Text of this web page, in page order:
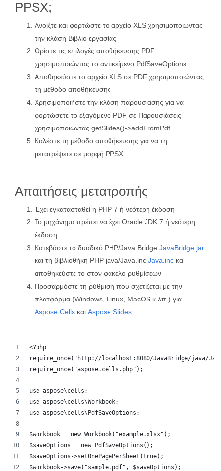
PPSX;
Ανοίξτε και φορτώστε το αρχείο XLS χρησιμοποιώντας
την κλάση Βιβλίο εργασίας
Ορίστε τις επιλογές αποθήκευσης PDF
χρησιμοποιώντας το αντικείμενο PdfSaveOptions
Αποθηκεύστε το αρχείο XLS σε PDF χρησιμοποιώντας
τη μέθοδο αποθήκευσης
Χρησιμοποιήστε την κλάση παρουσίασης για να
φορτώσετε το εξαγόμενο PDF σε Παρουσιάσεις
χρησιμοποιώντας getSlides()->addFromPdf
Καλέστε τη μέθοδο αποθήκευσης για να τη
μετατρέψετε σε μορφή PPSX
Απαιτήσεις μετατροπής
Έχει εγκατασταθεί η PHP 7 ή νεότερη έκδοση
Το μηχάνημα πρέπει να έχει Oracle JDK 7 ή νεότερη
έκδοση
Κατεβάστε το δυαδικό PHP/Java Bridge JavaBridge.jar
και τη βιβλιοθήκη PHP java/Java.inc Java.inc και
αποθηκεύστε το στον φάκελο ρυθμίσεων
Προσαρμόστε τη ρύθμιση που σχετίζεται με την
πλατφόρμα (Windows, Linux, MacOS κ.λπ.) για
Aspose.Cells και Aspose.Slides
<?php
require_once("http://localhost:8080/JavaBridge/java/
require_once("aspose.cells.php");
use aspose\cells;
use aspose\cells\Workbook;
use aspose\cells\PdfSaveOptions;
$workbook = new Workbook("example.xlsx");
$saveOptions = new PdfSaveOptions();
$saveOptions->setOnePagePerSheet(true);
$workbook->save("sample.pdf", $saveOptions);